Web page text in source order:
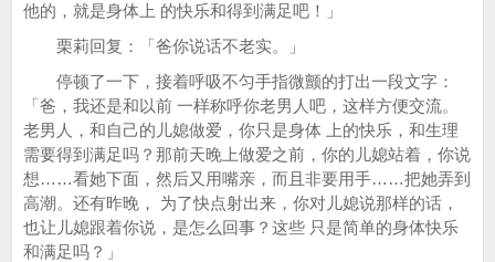
他的，就是身体上 的快乐和得到满足吧！」
栗莉回复：「爸你说话不老实。」
停顿了一下，接着呼吸不匀手指微颤的打出一段文字：
「爸，我还是和以前 一样称呼你老男人吧，这样方便交流。
老男人，和自己的儿媳做爱，你只是身体 上的快乐，和生理
需要得到满足吗？那前天晚上做爱之前，你的儿媳站着，你说
想……看她下面，然后又用嘴亲，而且非要用手……把她弄到
高潮。还有昨晚， 为了快点射出来，你对儿媳说那样的话，
也让儿媳跟着你说，是怎么回事？这些 只是简单的身体快乐
和满足吗？」